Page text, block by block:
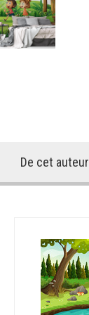
De cet auteur